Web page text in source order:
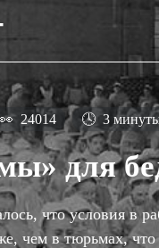
👀 24014 🕓 3
для
что условия в
чем в тюрьмах, что